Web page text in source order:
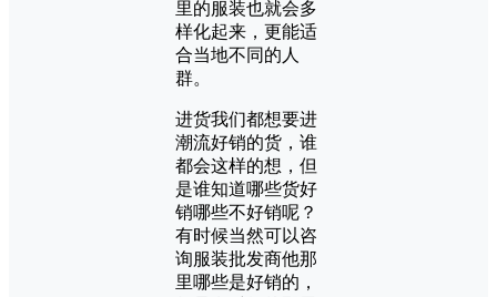
里的服装也就会多
样化起来，更能适
合当地不同的人
群。
进货我们都想要进
潮流好销的货，谁
都会这样的想，但
是谁知道哪些货好
销哪些不好销呢？
有时候当然可以咨
询服装批发商他那
里哪些是好销的，